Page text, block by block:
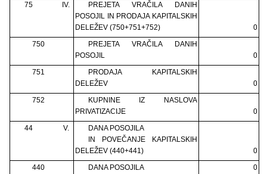
75
IV.
PREJETA VRAČILA DANIH
POSOJIL IN PRODAJA KAPITALSKIH
DELEŽEV (750+751+752)
0
750
PREJETA VRAČILA DANIH
POSOJIL
0
751
PRODAJA KAPITALSKIH
DELEŽEV
0
752
KUPNINE IZ NASLOVA
PRIVATIZACIJE
0
44
V.
DANA POSOJILA
IN POVEČANJE KAPITALSKIH
DELEŽEV (440+441)
0
440
DANA POSOJILA
0